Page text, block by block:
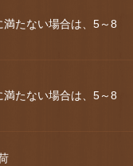
たない場合は、5～8
たない場合は、5～8